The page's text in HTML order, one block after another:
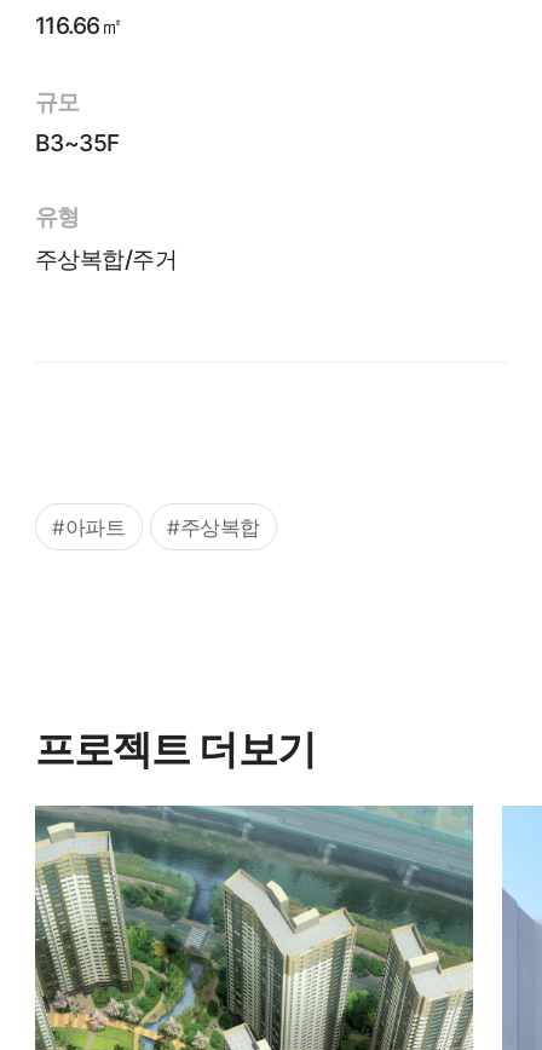
116.66㎡
규모
B3~35F
유형
주상복합/주거
#아파트 #주상복합
프로젝트 더보기